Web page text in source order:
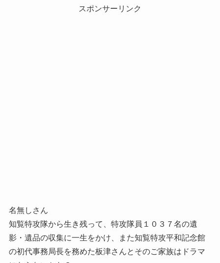
スポンサーリンク
名無しさん
知覧特攻隊から生き残って、特攻隊員１０３７名の遺
影・遺品の収集に一生をかけ、また知覧特攻平和記念館
の初代事務局長を務めた板津さんとそのご家族はドラマ